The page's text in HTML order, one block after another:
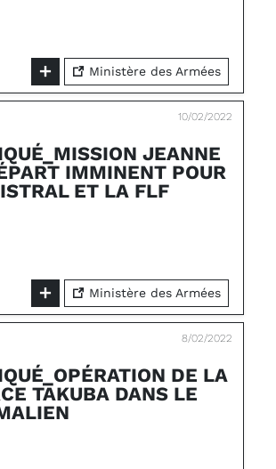
Ministère des Armées
10/02/2022
JEANNE
IMMINENT POUR
ET LA FLF
Ministère des Armées
8/02/2022
DE LA
TAKUBA DANS LE